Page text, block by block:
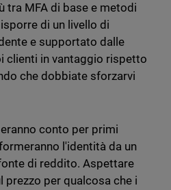
tra MFA di base e metodi
di un livello di
e supportato dalle
clienti in vantaggio rispetto
che dobbiate sforzarvi
conto per primi
l'identità da un
di reddito. Aspettare
per qualcosa che i